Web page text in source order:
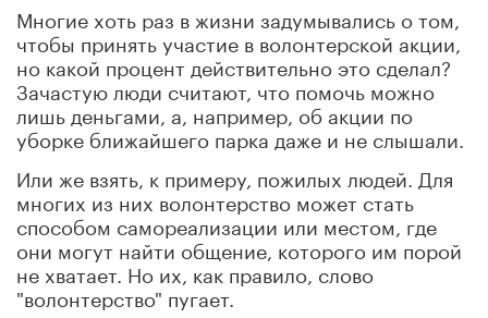
Многие хоть раз в жизни задумывались о том,
чтобы принять участие в волонтерской акции,
но какой процент действительно это сделал?
Зачастую люди считают, что помочь можно
лишь деньгами, а, например, об акции по
уборке ближайшего парка даже и не слышали.
Или же взять, к примеру, пожилых людей. Для
многих из них волонтерство может стать
способом самореализации или местом, где
они могут найти общение, которого им порой
не хватает. Но их, как правило, слово
"волонтерство" пугает.